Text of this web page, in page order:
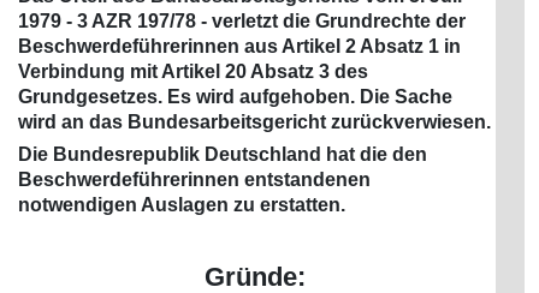
1979 - 3 AZR 197/78 - verletzt die Grundrechte der
Beschwerdeführerinnen aus Artikel 2 Absatz 1 in
Verbindung mit Artikel 20 Absatz 3 des
Grundgesetzes. Es wird aufgehoben. Die Sache
wird an das Bundesarbeitsgericht zurückverwiesen.
Die Bundesrepublik Deutschland hat die den
Beschwerdeführerinnen entstandenen
notwendigen Auslagen zu erstatten.
Gründe: